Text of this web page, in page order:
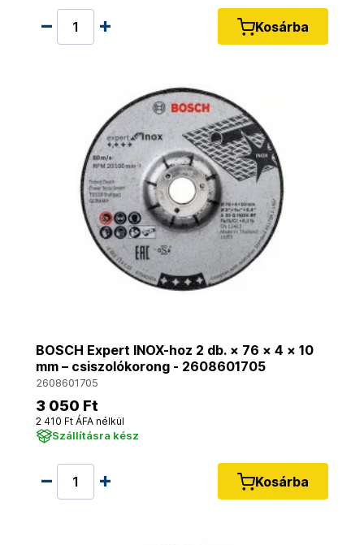
Kosárba
BOSCH Expert INOX-hoz 2 db. × 76 × 4 × 10
mm – csiszolókorong - 2608601705
2608601705
3 050 Ft
2 410 Ft ÁFA nélkül
Szállításra kész
Kosárba